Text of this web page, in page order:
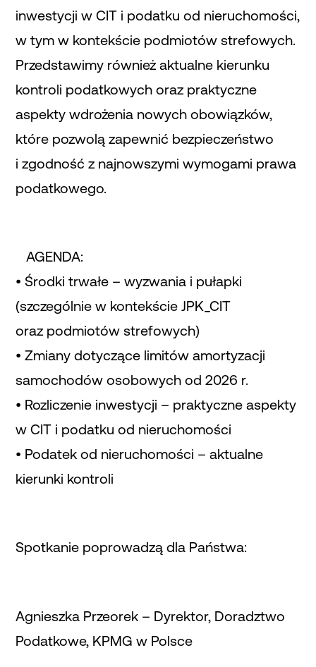
inwestycji w CIT i podatku od nieruchomości,
w tym w kontekście podmiotów strefowych.
Przedstawimy również aktualne kierunku
kontroli podatkowych oraz praktyczne
aspekty wdrożenia nowych obowiązków,
które pozwolą zapewnić bezpieczeństwo
i zgodność z najnowszymi wymogami prawa
podatkowego.
AGENDA:
• Środki trwałe – wyzwania i pułapki
(szczególnie w kontekście JPK_CIT
oraz podmiotów strefowych)
• Zmiany dotyczące limitów amortyzacji
samochodów osobowych od 2026 r.
• Rozliczenie inwestycji – praktyczne aspekty
w CIT i podatku od nieruchomości
• Podatek od nieruchomości – aktualne
kierunki kontroli
Spotkanie poprowadzą dla Państwa:
Agnieszka Przeorek – Dyrektor, Doradztwo
Podatkowe, KPMG w Polsce